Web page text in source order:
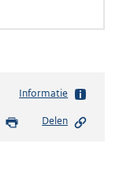
Informatie
Delen